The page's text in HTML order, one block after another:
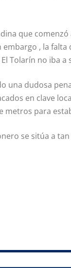
que
, la falta
Tolarín no iba a
una dudosa
en clave
metros para
se sitúa a